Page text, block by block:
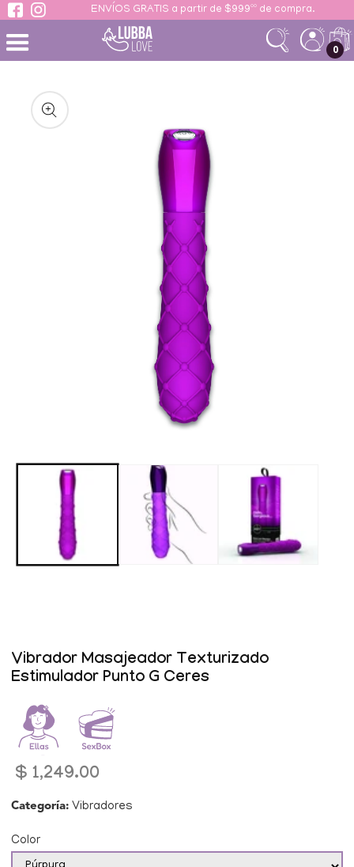
ENVÍOS GRATIS a partir de $999ºº de compra.
0
Ir
directamente
a la
elemento
multimedia
Vibrador Masajeador Texturizado
Estimulador Punto G Ceres
Precio
$ 1,249.00
Categoría: Vibradores
Color